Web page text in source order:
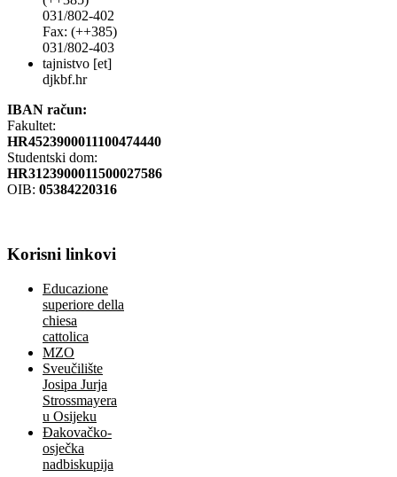
031/802-402
Fax: (++385)
031/802-403
tajnistvo [et]
djkbf.hr
IBAN račun:
Fakultet:
HR4523900011100474440
Studentski dom:
HR3123900011500027586
OIB: 05384220316
Korisni linkovi
Educazione
superiore della
chiesa
cattolica
MZO
Sveučilište
Josipa Jurja
Strossmayera
u Osijeku
Đakovačko-
osječka
nadbiskupija